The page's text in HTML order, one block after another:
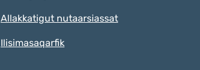
Allakkatigut nutaarsiassat
Ilisimasaqarfik